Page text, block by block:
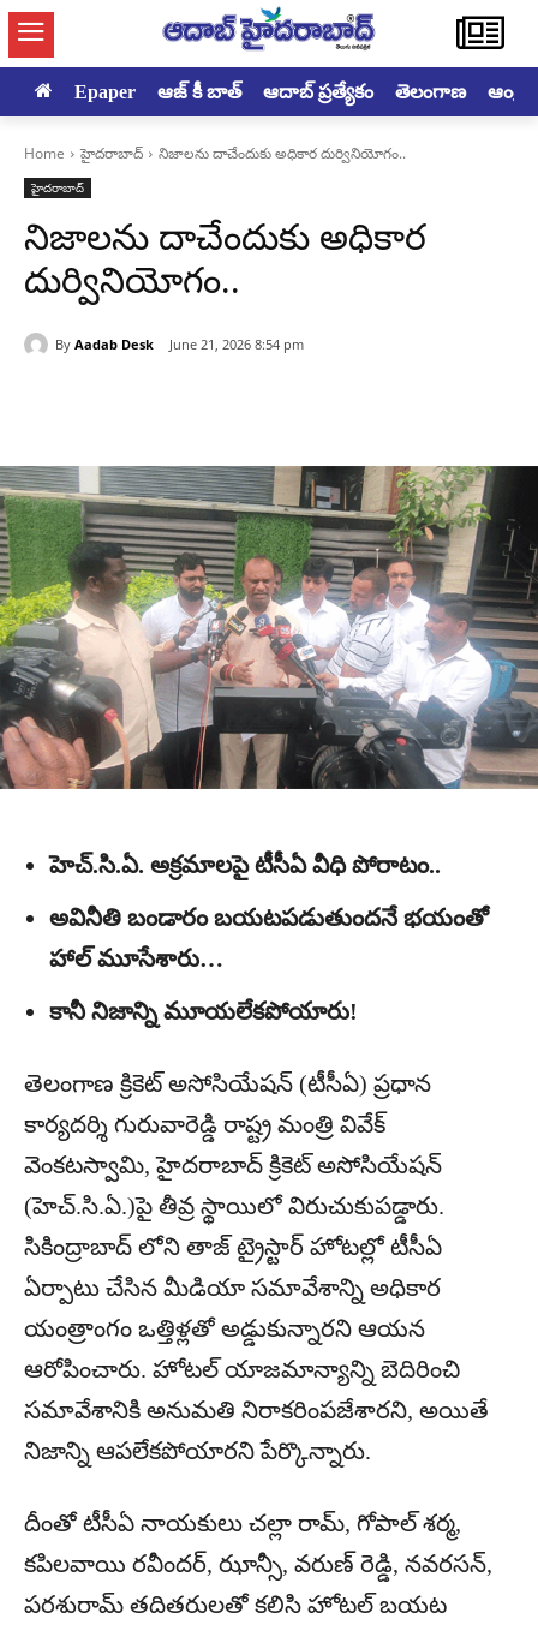
Epaper ఆజ్ కీ బాత్ ఆదాబ్ ప్రత్యేకం తెలంగాణ
Home హైదరాబాద్‌ నిజాలను దాచేందుకు అధికార దుర్వినియోగం..
హైదరాబాద్‌
నిజాలను దాచేందుకు అధికార
దుర్వినియోగం..
By Aadab Desk June 21, 2026 8:54 pm
హెచ్.సి.ఏ. అక్రమాలపై టీసీఏ వీధి పోరాటం..
అవినీతి బండారం బయటపడుతుందనే భయంతో
హాల్ మూసేశారు…
కానీ నిజాన్ని మూయలేకపోయారు!
తెలంగాణ క్రికెట్ అసోసియేషన్ (టీసీఏ) ప్రధాన
కార్యదర్శి గురువారెడ్డి రాష్ట్ర మంత్రి వివేక్
వెంకటస్వామి, హైదరాబాద్ క్రికెట్ అసోసియేషన్
(హెచ్.సి.ఏ.)పై తీవ్ర స్థాయిలో విరుచుకుపడ్డారు.
సికింద్రాబాద్ లోని తాజ్ ట్రైస్టార్ హోటల్లో టీసీఏ
ఏర్పాటు చేసిన మీడియా సమావేశాన్ని అధికార
యంత్రాంగం ఒత్తిళ్లతో అడ్డుకున్నారని ఆయన
ఆరోపించారు. హోటల్ యాజమాన్యాన్ని బెదిరించి
సమావేశానికి అనుమతి నిరాకరింపజేశారని, అయితే
నిజాన్ని ఆపలేకపోయారని పేర్కొన్నారు.
దీంతో టీసీఏ నాయకులు చల్లా రామ్, గోపాల్ శర్మ,
కపిలవాయి రవీందర్, ఝాన్సీ, వరుణ్ రెడ్డి, నవరసన్,
పరశురామ్ తదితరులతో కలిసి హోటల్ బయట